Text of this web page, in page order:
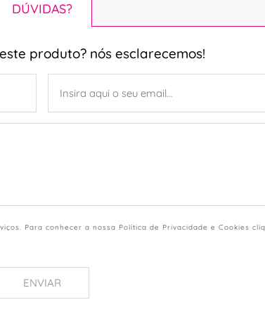
DÚVIDAS?
produto? nós esclarecemos!
Para conhecer a nossa Política de Privacidade e Cookies
ENVIAR